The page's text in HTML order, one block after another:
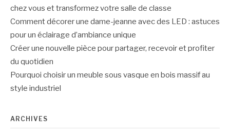
chez vous et transformez votre salle de classe
Comment décorer une dame-jeanne avec des LED : astuces
pour un éclairage d’ambiance unique
Créer une nouvelle pièce pour partager, recevoir et profiter
du quotidien
Pourquoi choisir un meuble sous vasque en bois massif au
style industriel
ARCHIVES